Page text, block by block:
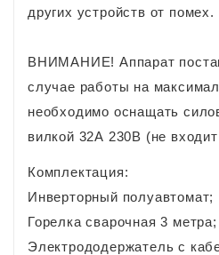
других устройств от помех.
ВНИМАНИЕ! Аппарат
случае работы на
необходимо оснащать
вилкой 32А 230В (не
Комплектация:
Инверторный полуавтомат;
Горелка сварочная 3 метра;
Электрододержатель с